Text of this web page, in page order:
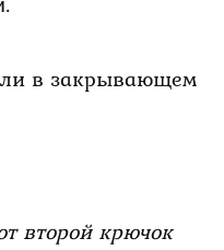
второй крючок